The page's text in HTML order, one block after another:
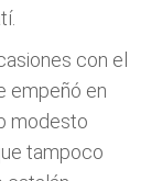
con el
empeñó en
modesto
tampoco